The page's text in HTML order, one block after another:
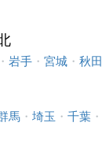
・ 岩手 ・ 宮城 ・ 秋田
馬 ・ 埼玉 ・ 千葉 ・